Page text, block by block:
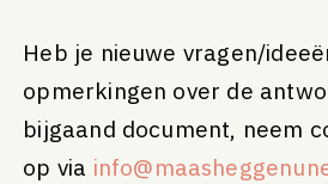
Heb je nieuwe vragen/
opmerkingen over de
bijgaand document, neem
op via